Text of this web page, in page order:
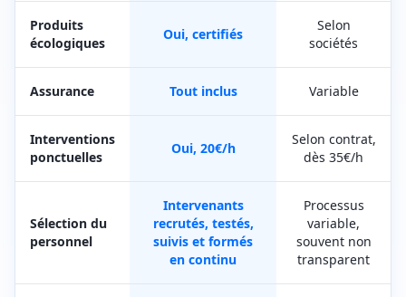
Produits
écologiques
Oui, certifiés
Selon
sociétés
Assurance Tout inclus Variable
Interventions
ponctuelles
Oui, 20€/h
Selon contrat,
dès 35€/h
Sélection du
personnel
Intervenants
recrutés, testés,
suivis et formés
en continu
Processus
variable,
souvent non
transparent